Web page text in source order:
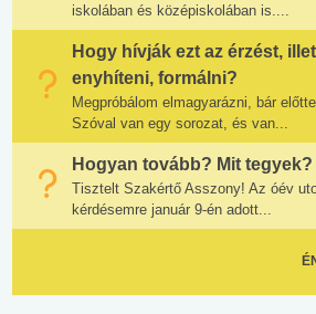
iskolában és középiskolában is....
Hogy hívják ezt az érzést,
enyhíteni, formálni?
Megpróbálom elmagyarázni, bár
Szóval van egy sorozat, és van...
Hogyan tovább? Mit tegyek?
Tisztelt Szakértő Asszony! Az óév
kérdésemre január 9-én adott...